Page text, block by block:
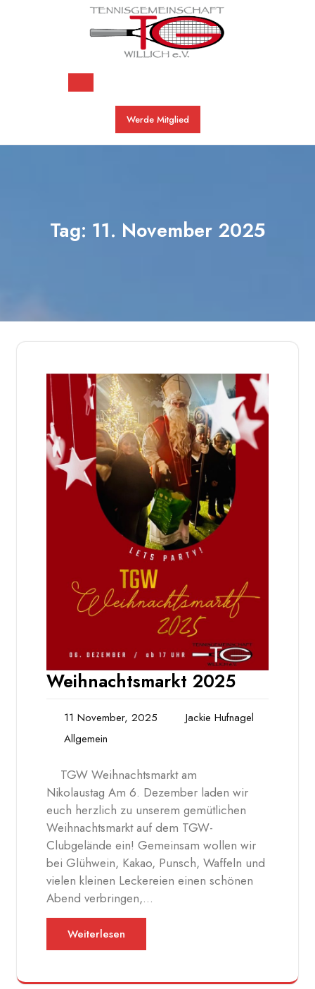
Open
Button
Werde Mitglied
Tag: 11. November 2025
Weihnachtsmarkt 2025
11 November, 2025
Jackie Hufnagel
Allgemein
TGW Weihnachtsmarkt am
Nikolaustag Am 6. Dezember laden wir
euch herzlich zu unserem gemütlichen
Weihnachtsmarkt auf dem TGW-
Clubgelände ein! Gemeinsam wollen wir
bei Glühwein, Kakao, Punsch, Waffeln und
vielen kleinen Leckereien einen schönen
Abend verbringen,…
Weiterlesen